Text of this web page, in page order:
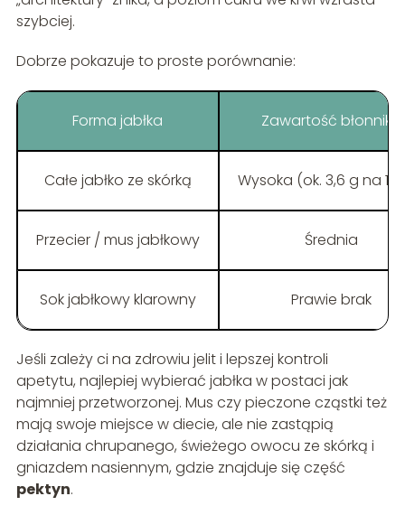
szybciej.
Dobrze pokazuje to proste porównanie:
Forma jabłka Zawartość błonnika
Całe jabłko ze skórką Wysoka (ok. 3,6 g na
Przecier / mus jabłkowy Średnia
Sok jabłkowy klarowny Prawie brak
Jeśli zależy ci na zdrowiu jelit i lepszej kontroli
apetytu, najlepiej wybierać jabłka w postaci jak
najmniej przetworzonej. Mus czy pieczone cząstki też
mają swoje miejsce w diecie, ale nie zastąpią
działania chrupanego, świeżego owocu ze skórką i
gniazdem nasiennym, gdzie znajduje się część
pektyn.